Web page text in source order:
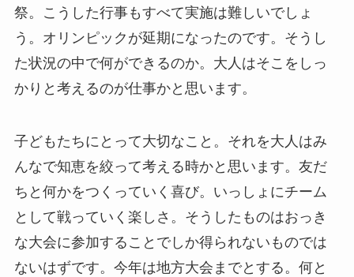
祭。こうした行事もすべて実施は難しいでしょ
う。オリンピックが延期になったのです。そうし
た状況の中で何ができるのか。大人はそこをしっ
かりと考えるのが仕事かと思います。
子どもたちにとって大切なこと。それを大人はみ
んなで知恵を絞って考える時かと思います。友だ
ちと何かをつくっていく喜び。いっしょにチーム
として戦っていく楽しさ。そうしたものはおっき
な大会に参加することでしか得られないものでは
ないはずです。今年は地方大会までとする。何と